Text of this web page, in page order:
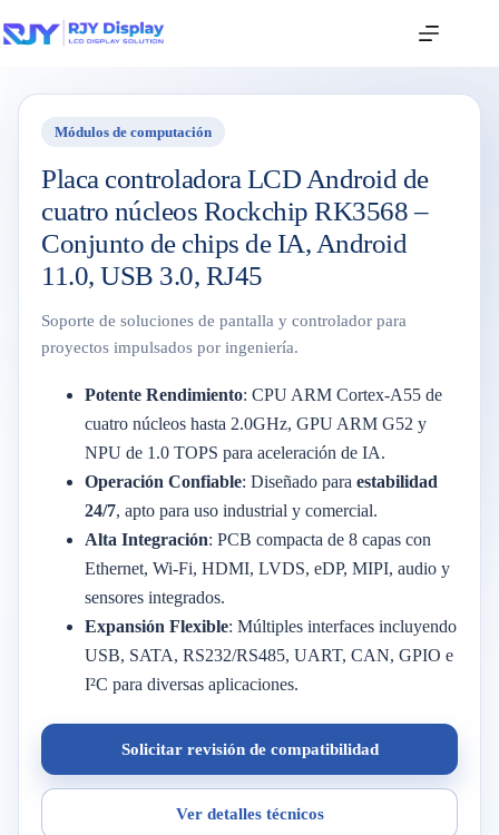
Módulos de computación
Placa controladora LCD Android de
cuatro núcleos Rockchip RK3568 –
Conjunto de chips de IA, Android
11.0, USB 3.0, RJ45
Soporte de soluciones de pantalla y controlador para
proyectos impulsados por ingeniería.
Potente Rendimiento: CPU ARM Cortex-A55 de
cuatro núcleos hasta 2.0GHz, GPU ARM G52 y
NPU de 1.0 TOPS para aceleración de IA.
Operación Confiable: Diseñado para estabilidad
24/7, apto para uso industrial y comercial.
Alta Integración: PCB compacta de 8 capas con
Ethernet, Wi-Fi, HDMI, LVDS, eDP, MIPI, audio y
sensores integrados.
Expansión Flexible: Múltiples interfaces incluyendo
USB, SATA, RS232/RS485, UART, CAN, GPIO e
I²C para diversas aplicaciones.
Solicitar revisión de compatibilidad
Ver detalles técnicos